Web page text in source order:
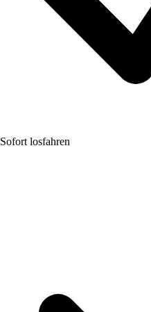
Sofort losfahren